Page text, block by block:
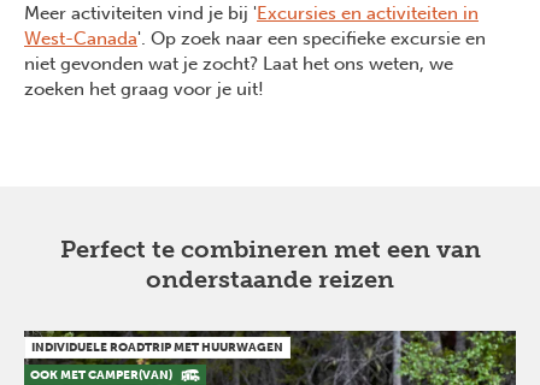
Meer activiteiten vind je bij 'Excursies en activiteiten in
West-Canada'. Op zoek naar een specifieke excursie en
niet gevonden wat je zocht? Laat het ons weten, we
zoeken het graag voor je uit!
Perfect te combineren met een van
onderstaande reizen
INDIVIDUELE ROADTRIP MET HUURWAGEN
OOK MET CAMPER(VAN)